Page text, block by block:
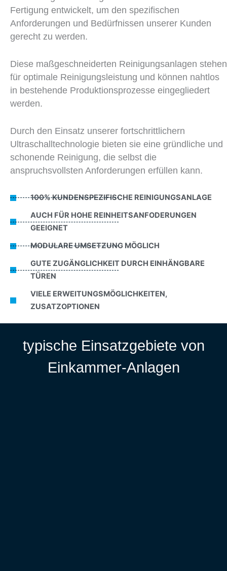
Fertigung entwickelt, um den spezifischen
Anforderungen und Bedürfnissen unserer Kunden
gerecht zu werden.
Diese maßgeschneiderten Reinigungsanlagen stehen
für optimale Reinigungsleistung und können nahtlos
in bestehende Produktionsprozesse eingegliedert
werden.
Durch den Einsatz unserer fortschrittlichern
Ultraschalltechnologie bieten sie eine gründliche und
schonende Reinigung, die selbst die
anspruchsvollsten Anforderungen erfüllen kann.
100% KUNDENSPEZIFISCHE REINIGUNGSANLAGE
AUCH FÜR HOHE REINHEITSANFODERUNGEN
GEEIGNET
MODULARE UMSETZUNG MÖGLICH
GUTE ZUGÄNGLICHKEIT DURCH EINHÄNGBARE
TÜREN
VIELE ERWEITUNGSMÖGLICHKEITEN,
ZUSATZOPTIONEN
typische Einsatzgebiete von
Einkammer-Anlagen